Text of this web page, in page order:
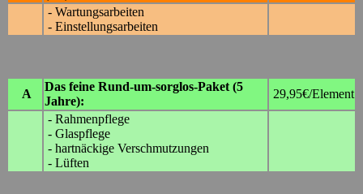
- Wartungsarbeiten
- Einstellungsarbeiten
A
Das feine Rund-um-sorglos-Paket (5
Jahre):
29,95€/Element
- Rahmenpflege
- Glaspflege
- hartnäckige Verschmutzungen
- Lüften